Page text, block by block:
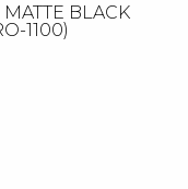
BLACK
1100)